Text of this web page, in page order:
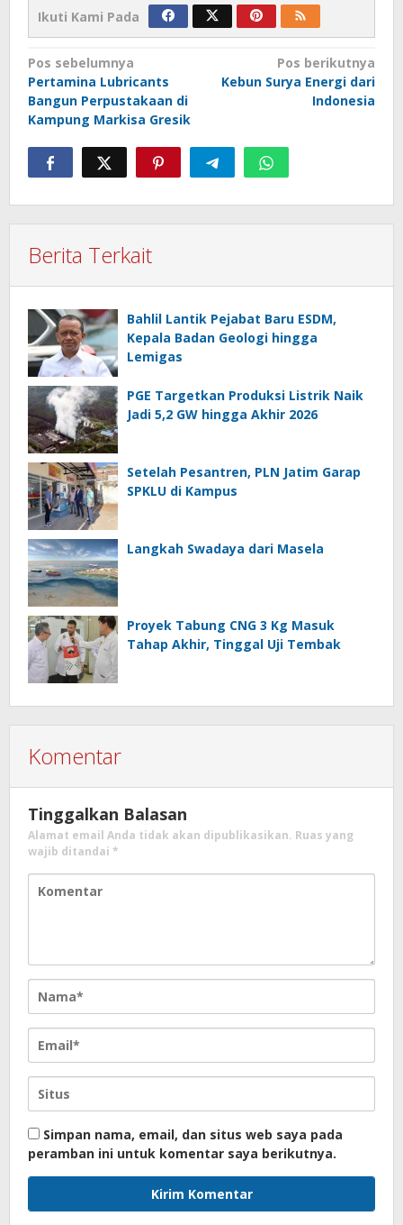
Ikuti Kami Pada
Navigasi
pos
Pos sebelumnya
Pertamina Lubricants
Bangun Perpustakaan di
Kampung Markisa Gresik
Pos berikutnya
Kebun Surya Energi dari
Indonesia
Berita Terkait
Bahlil Lantik Pejabat Baru ESDM,
Kepala Badan Geologi hingga
Lemigas
PGE Targetkan Produksi Listrik Naik
Jadi 5,2 GW hingga Akhir 2026
Setelah Pesantren, PLN Jatim Garap
SPKLU di Kampus
Langkah Swadaya dari Masela
Proyek Tabung CNG 3 Kg Masuk
Tahap Akhir, Tinggal Uji Tembak
Komentar
Tinggalkan Balasan
Alamat email Anda tidak akan dipublikasikan. Ruas yang
wajib ditandai *
Simpan nama, email, dan situs web saya pada
peramban ini untuk komentar saya berikutnya.